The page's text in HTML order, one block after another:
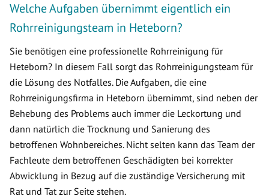
Welche Aufgaben übernimmt eigentlich ein
Rohrreinigungsteam in Heteborn?
Sie benötigen eine professionelle Rohrreinigung für
Heteborn? In diesem Fall sorgt das Rohrreinigungsteam für
die Lösung des Notfalles. Die Aufgaben, die eine
Rohrreinigungsfirma in Heteborn übernimmt, sind neben der
Behebung des Problems auch immer die Leckortung und
dann natürlich die Trocknung und Sanierung des
betroffenen Wohnbereiches. Nicht selten kann das Team der
Fachleute dem betroffenen Geschädigten bei korrekter
Abwicklung in Bezug auf die zuständige Versicherung mit
Rat und Tat zur Seite stehen.